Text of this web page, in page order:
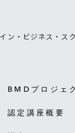
ン・ビジネス・ス
BMDプロジェ
認定講座概要